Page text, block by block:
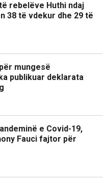
rebelëve Huthi ndaj
38 të vdekur dhe 29 të
mungesë
publikuar deklarata
e Covid-19,
Fauci fajtor për